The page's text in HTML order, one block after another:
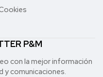
P&M
con la mejor in formación
y comunicaciones.